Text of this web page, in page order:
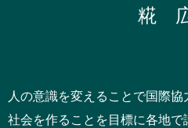
糀
人の意識を変えることで国際
社会を作ることを目標に各地